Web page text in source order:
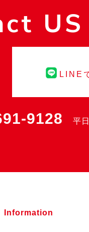
US
LINE
9128 平
Information